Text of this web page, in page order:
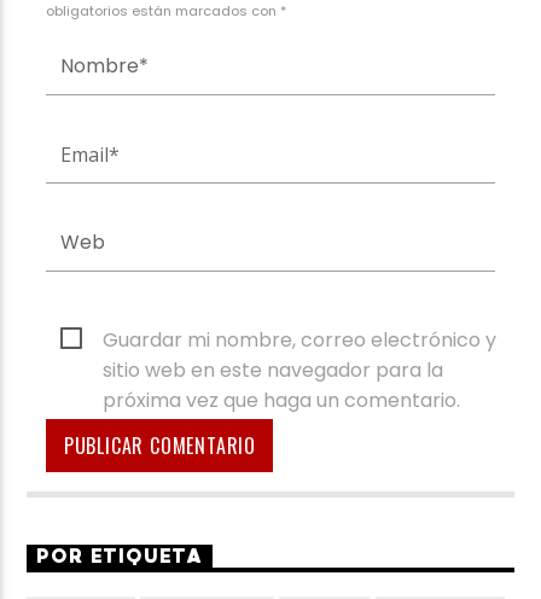
obligatorios están marcados con *
Guardar mi nombre, correo electrónico y
sitio web en este navegador para la
próxima vez que haga un comentario.
POR ETIQUETA